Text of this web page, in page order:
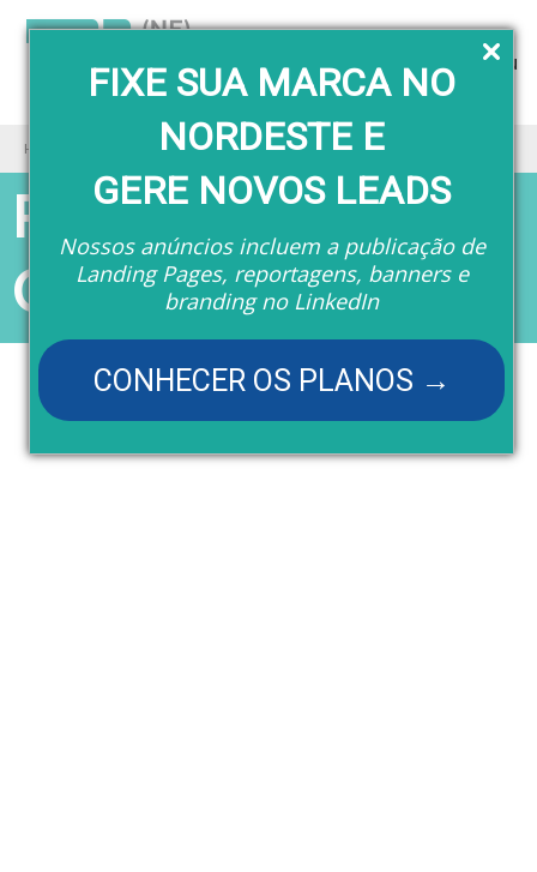
FIXE SUA MARCA NO
NORDESTE E
GERE NOVOS LEADS
Nossos anúncios incluem a publicação de
Landing Pages, reportagens, banners e
branding no LinkedIn
CONHECER OS PLANOS →
Menu
Home Revista TI (NE) - Games
Revista TI (NE) -
Games